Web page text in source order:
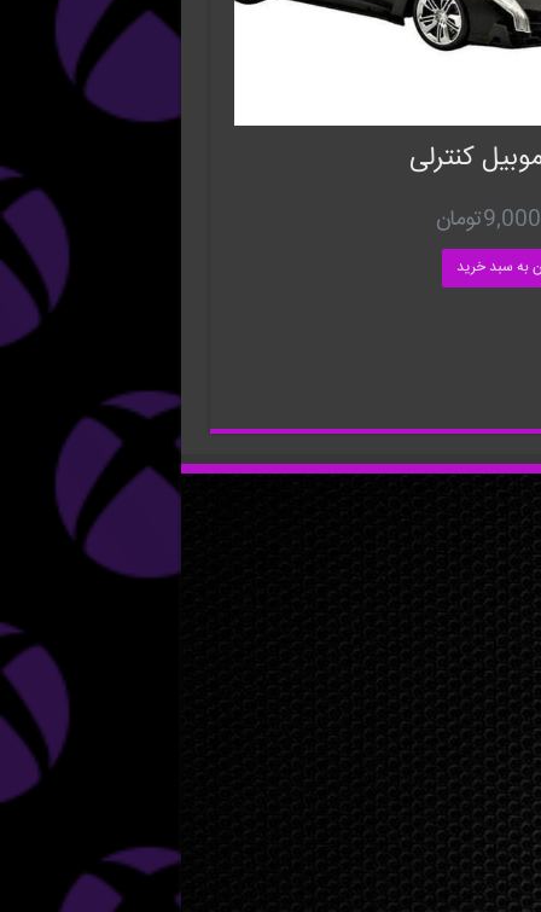
کنترلی
تومان
به سبد خرید